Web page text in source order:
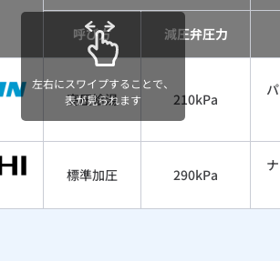
呼び方 減圧弁圧力
高圧給湯 210kPa
標準加圧 290kPa
左右にスワイプすることで、
表が見られます